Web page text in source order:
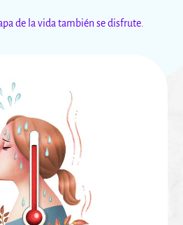
de la vida también se disfrute.